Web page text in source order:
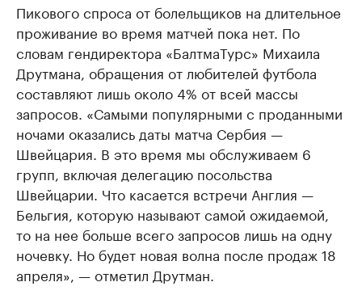
Пикового спроса от болельщиков на длительное
проживание во время матчей пока нет. По
словам гендиректора «БалтмаТурс» Михаила
Друтмана, обращения от любителей футбола
составляют лишь около 4% от всей массы
запросов. «Самыми популярными с проданными
ночами оказались даты матча Сербия —
Швейцария. В это время мы обслуживаем 6
групп, включая делегацию посольства
Швейцарии. Что касается встречи Англия —
Бельгия, которую называют самой ожидаемой,
то на нее больше всего запросов лишь на одну
ночевку. Но будет новая волна после продаж 18
апреля», — отметил Друтман.